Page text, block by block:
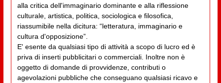
alla critica dell'immaginario dominante e alla riflessione
culturale, artistica, politica, sociologica e filosofica,
riassumibile nella dicitura: “letteratura, immaginario e
cultura d'opposizione”.
E' esente da qualsiasi tipo di attività a scopo di lucro ed è
priva di inserti pubblicitari o commerciali. Inoltre non è
oggetto di domande di provvidenze, contributi o
agevolazioni pubbliche che conseguano qualsiasi ricavo e